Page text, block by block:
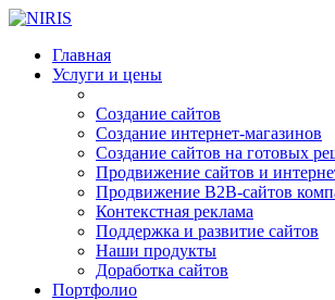
Главная
Услуги и цены
Создание сайтов
Создание интернет-магазинов
Создание сайтов на готовых
Продвижение сайтов и
Продвижение B2B-сайтов
Контекстная реклама
Поддержка и развитие сайтов
Наши продукты
Доработка сайтов
Портфолио